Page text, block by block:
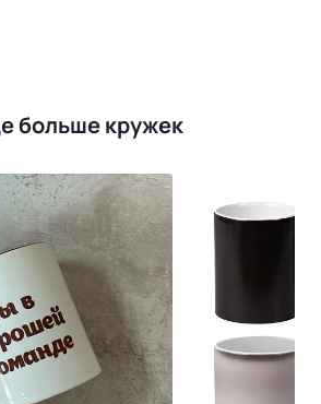
больше кружек